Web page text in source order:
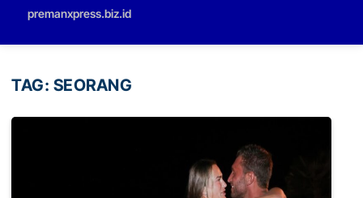
premanxpress.biz.id
TAG: SEORANG